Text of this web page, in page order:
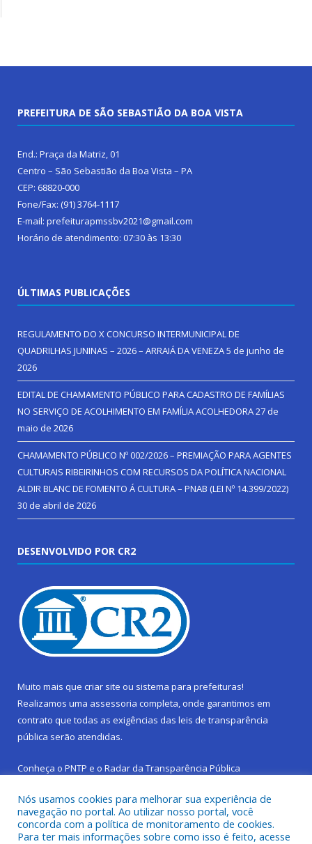
PREFEITURA DE SÃO SEBASTIÃO DA BOA VISTA
End.: Praça da Matriz, 01
Centro – São Sebastião da Boa Vista – PA
CEP: 68820-000
Fone/Fax: (91) 3764-1117
E-mail: prefeiturapmssbv2021@gmail.com
Horário de atendimento: 07:30 às 13:30
ÚLTIMAS PUBLICAÇÕES
REGULAMENTO DO X CONCURSO INTERMUNICIPAL DE
QUADRILHAS JUNINAS – 2026 – ARRAIÁ DA VENEZA5 de junho de
2026
EDITAL DE CHAMAMENTO PÚBLICO PARA CADASTRO DE FAMÍLIAS
NO SERVIÇO DE ACOLHIMENTO EM FAMÍLIA ACOLHEDORA27 de
maio de 2026
CHAMAMENTO PÚBLICO Nº 002/2026 – PREMIAÇÃO PARA AGENTES
CULTURAIS RIBEIRINHOS COM RECURSOS DA POLÍTICA NACIONAL
ALDIR BLANC DE FOMENTO Á CULTURA – PNAB (LEI Nº 14.399/2022)
30 de abril de 2026
DESENVOLVIDO POR CR2
Muito mais que criar site ou sistema para prefeituras!
Realizamos uma assessoria completa, onde garantimos em
contrato que todas as exigências das leis de transparência
pública serão atendidas.
Conheça o PNTP e o Radar da Transparência Pública
Todos os direitos reservados a Prefeitura Municipal de São
Nós usamos cookies para melhorar sua experiência de
navegação no portal. Ao utilizar nosso portal, você
concorda com a política de monitoramento de cookies.
Para ter mais informações sobre como isso é feito, acesse